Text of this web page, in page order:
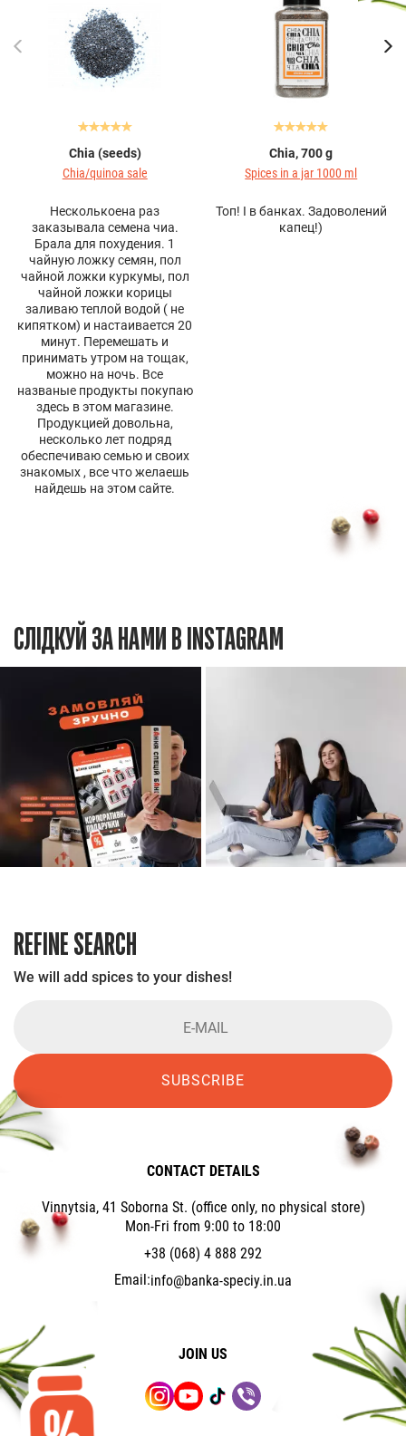
Chia (seeds)
Chia/quinoa sale
Несколькоена раз
заказывала семена чиа.
Брала для похудения. 1
чайную ложку семян, пол
чайной ложки куркумы, пол
чайной ложки корицы
заливаю теплой водой ( не
кипятком) и настаивается 20
минут. Перемешать и
принимать утром на тощак,
можно на ночь. Все
названые продукты покупаю
здесь в этом магазине.
Продукцией довольна,
несколько лет подряд
обеспечиваю семью и своих
знакомых , все что желаешь
найдешь на этом сайте.
Chia, 700 g
Spices in a jar 1000 ml
Топ! І в банках. Задоволений
капец!)
СЛІДКУЙ ЗА НАМИ В INSTAGRAM
REFINE SEARCH
We will add spices to your dishes!
SUBSCRIBE
CONTACT DETAILS
Vinnytsia, 41 Soborna St. (office only, no physical store)
Mon-Fri from 9:00 to 18:00
+38 (068) 4 888 292
Email:info@banka-speciy.in.ua
JOIN US